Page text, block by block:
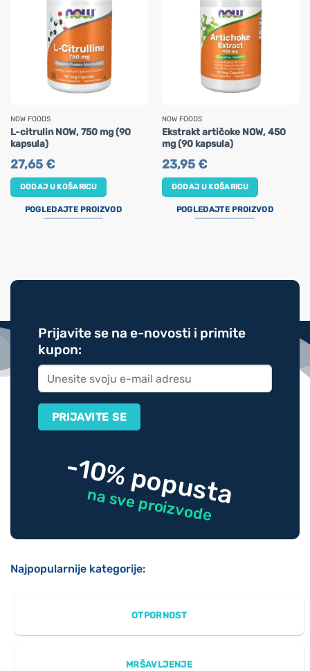
NOW FOODS
L-citrulin NOW, 750 mg (90
kapsula)
27,65€
DODAJ U KOŠARICU
POGLEDAJTE PROIZVOD
NOW FOODS
Ekstrakt artičoke NOW, 450
mg (90 kapsula)
23,95€
DODAJ U KOŠARICU
POGLEDAJTE PROIZVOD
Prijavite se na e-novosti i primite
kupon:
-10% popusta
na sve proizvode
Najpopularnije kategorije:
OTPORNOST
MRŠAVLJENJE